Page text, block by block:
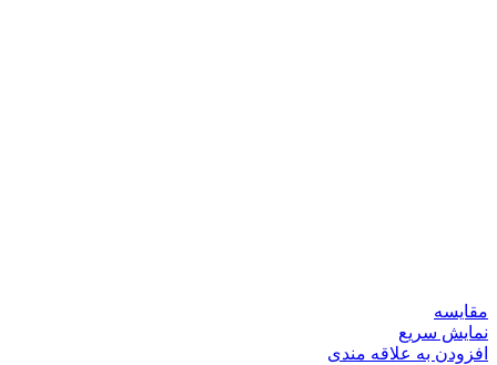
مقايسه
نمایش سریع
افزودن به علاقه مندی